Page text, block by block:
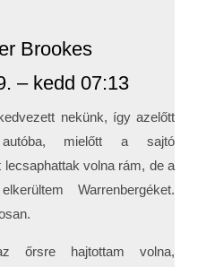
Brookes
– kedd 07:13
nekünk, így azelőtt
autóba, mielőtt a sajtó
volna rám, de a
Warrenbergéket.
őrsre hajtottam volna,